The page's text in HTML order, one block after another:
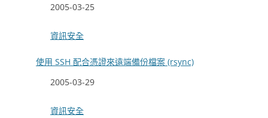
日期
2005-03-25
關於
資訊安全
使用 SSH 配合憑證來遠端備份檔案 (rsync)
日期
2005-03-29
關於
資訊安全